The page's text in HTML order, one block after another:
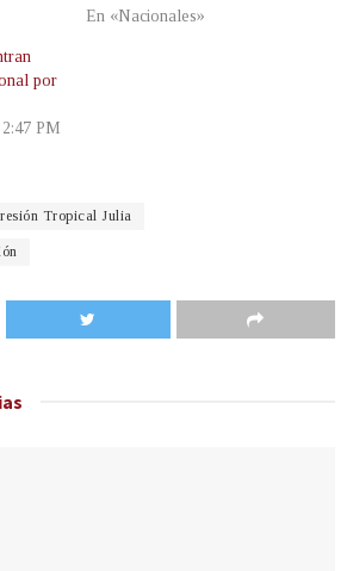
En «Nacionales»
por
PM
Tropical Julia